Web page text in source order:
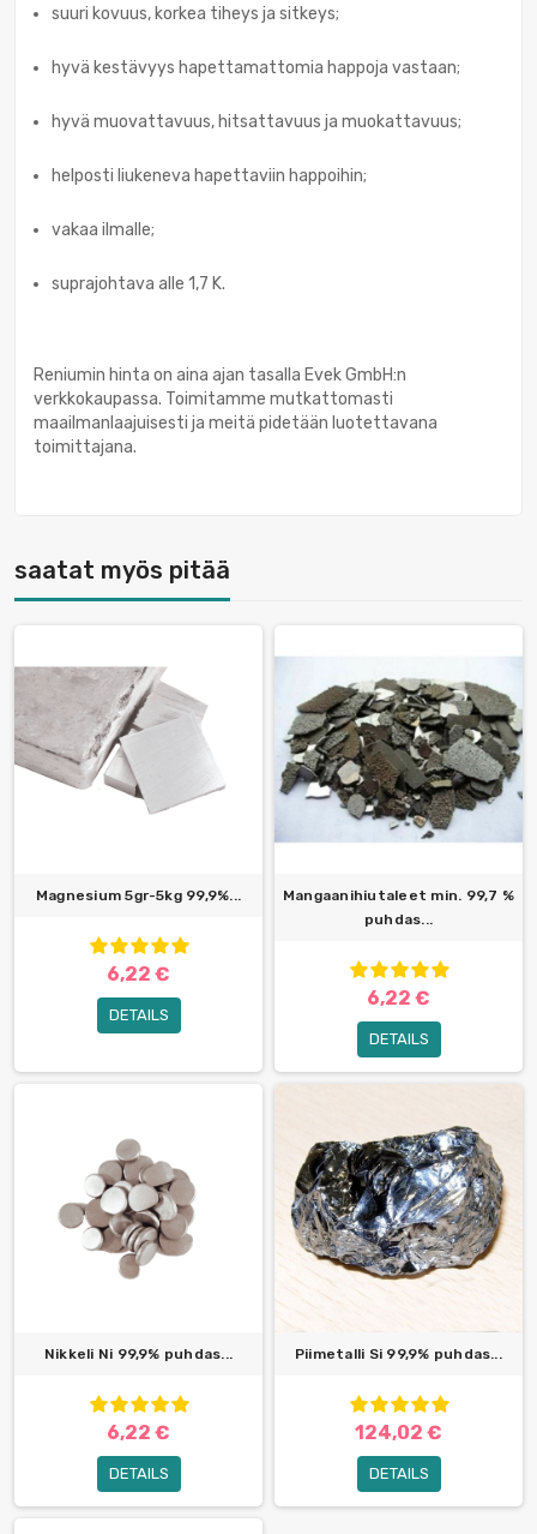
suuri kovuus, korkea tiheys ja sitkeys;
hyvä kestävyys hapettamattomia happoja vastaan;
hyvä muovattavuus, hitsattavuus ja muokattavuus;
helposti liukeneva hapettaviin happoihin;
vakaa ilmalle;
suprajohtava alle 1,7 K.
Reniumin hinta on aina ajan tasalla Evek GmbH:n
verkkokaupassa. Toimitamme mutkattomasti
maailmanlaajuisesti ja meitä pidetään luotettavana
toimittajana.
saatat myös pitää
Magnesium 5gr-5kg 99,9%...
6,22 €
DETAILS
Mangaanihiutaleet min. 99,7 %
puhdas...
6,22 €
DETAILS
Nikkeli Ni 99,9% puhdas...
6,22 €
DETAILS
Piimetalli Si 99,9% puhdas...
124,02 €
DETAILS